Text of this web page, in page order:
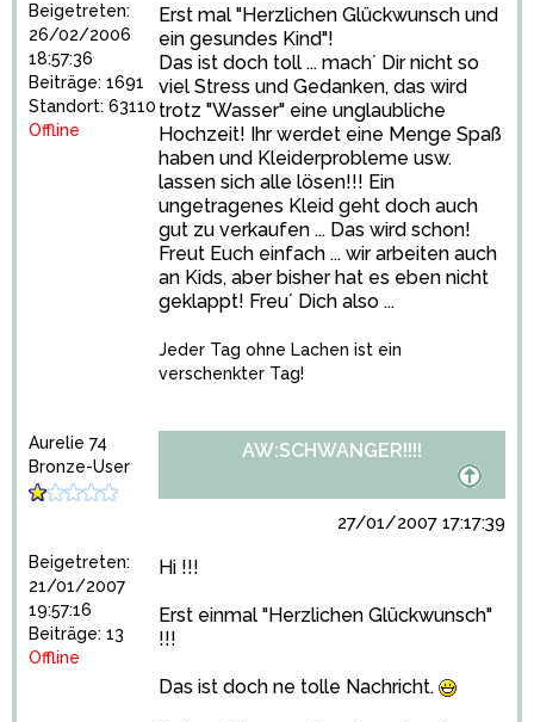
Beigetreten:
26/02/2006
18:57:36
Beiträge: 1691
Standort: 63110
Offline
Erst mal "Herzlichen Glückwunsch und
ein gesundes Kind"!
Das ist doch toll ... mach´ Dir nicht so
viel Stress und Gedanken, das wird
trotz "Wasser" eine unglaubliche
Hochzeit! Ihr werdet eine Menge Spaß
haben und Kleiderprobleme usw.
lassen sich alle lösen!!! Ein
ungetragenes Kleid geht doch auch
gut zu verkaufen ... Das wird schon!
Freut Euch einfach ... wir arbeiten auch
an Kids, aber bisher hat es eben nicht
geklappt! Freu´ Dich also ...
Jeder Tag ohne Lachen ist ein
verschenkter Tag!
Aurelie 74
Bronze-User
Beigetreten:
21/01/2007
19:57:16
Beiträge: 13
Offline
AW:SCHWANGER!!!!
27/01/2007 17:17:39
Hi !!!
Erst einmal "Herzlichen Glückwunsch"
!!!
Das ist doch ne tolle Nachricht.